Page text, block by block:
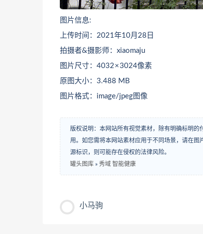
图片信息:
上传时间：2021年10月28日
拍摄者&摄影师：xiaomaju
图片尺寸：4032 × 3024像素
原图大小：3.488 MB
图片格式：image/jpeg图像
版权说明：本网站所有视觉素材，除有明确标明
用。如您需将本网站素材应用于不同场景，请在图
源标识，则可能存在侵权的法律风险。
罐头图库 » 秀域 智能健康
小马驹